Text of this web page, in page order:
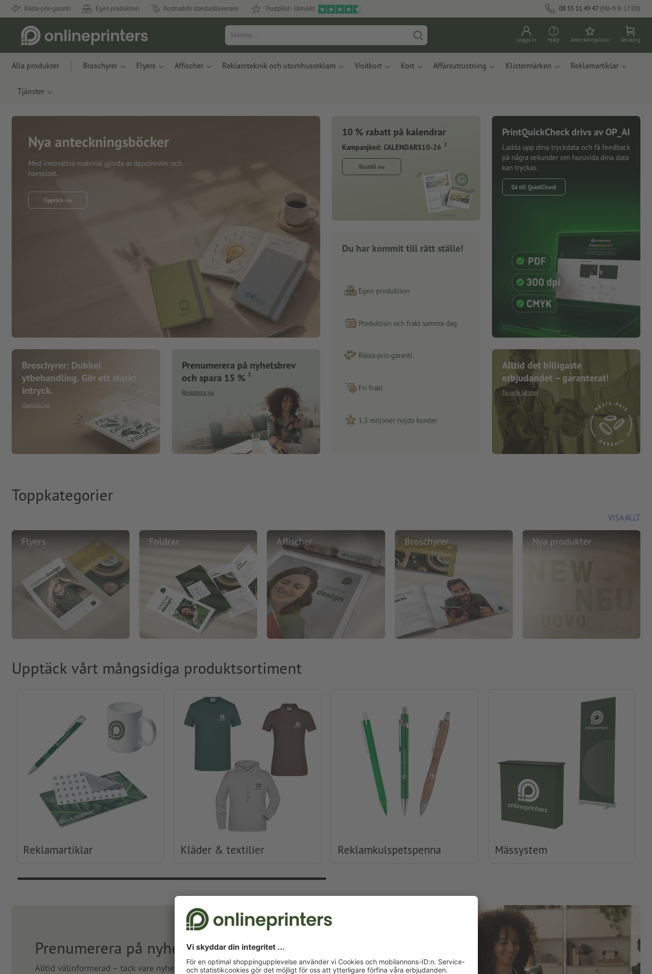
Bästa-pris-garanti Egen produktion Kostnadsfri standardleverans Trustpilot - Utmärkt 08 55 11 49 47 (Må-fr 8-17:00)
Logga in Hjälp Anteckningslista Varukorg
Alla produkter Broschyrer Flyers Affischer Reklamteknik och utomhusreklam Visitkort Kort Affärsutrustning Klistermärken Reklamartiklar
Tjänster
Nya anteckningsböcker
Med innovativa material gjorda av äppelrester och
havsplast.
Upptäck nu
Broschyrer: Dubbel
ytbehandling. Gör ett starkt
intryck.
Upptäck nu
Prenumerera på nyhetsbrev
och spara 15 % 1
Registrera nu
10 % rabatt på kalendrar
Kampanjkod: CALENDARS10-26 2
Beställ nu
Du har kommit till rätt ställe!
Egen produktion
Produktion och frakt samma dag
Bästa-pris-garanti
Fri frakt
1,3 miljoner nöjda kunder
PrintQuickCheck drivs av OP_AI
Ladda upp dina tryckdata och få feedback
på några sekunder om huruvida dina data
kan tryckas.
Gå till QuickCheck
Alltid det billigaste
erbjudandet – garanterat!
Ta reda på mer
Toppkategorier
VISA ALLT
Flyers Foldrar Affischer Broschyrer Nya produkter
Upptäck vårt mångsidiga produktsortiment
Reklamartiklar Kläder & textilier Reklamkulspetspenna Mässystem
Prenumerera på nyhetsbrev och spara 15 %
Alltid välinformerad – tack vare nyhetsbrev. Vi kommer att hålla dig uppdaterad om